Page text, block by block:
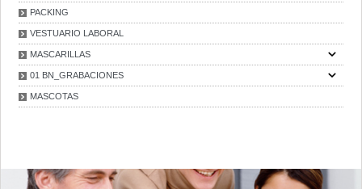
PACKING
VESTUARIO LABORAL
MASCARILLAS
01 BN_GRABACIONES
MASCOTAS